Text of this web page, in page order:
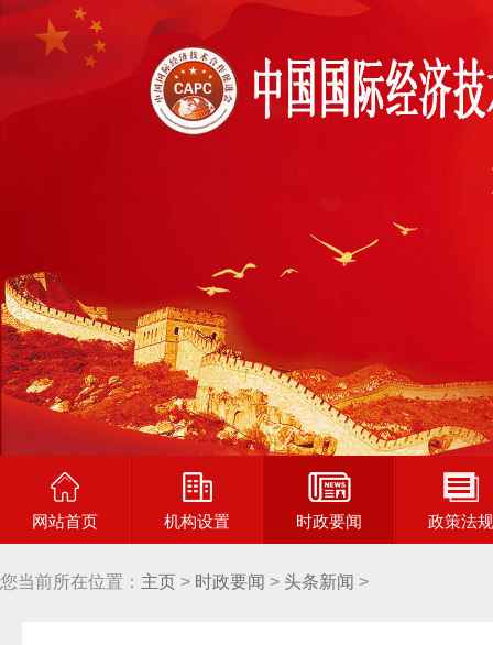
网站首页 机构设置 时政要闻 政策法规
您当前所在位置： 主页 > 时政要闻 > 头条新闻 >